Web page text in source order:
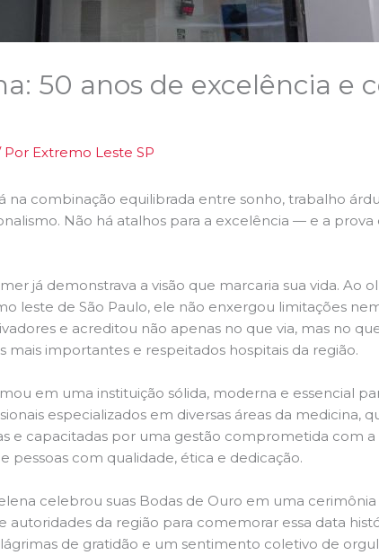
50 anos de excelência e
Por Extremo Leste SP
na combinação equilibrada entre sonho, trabalho
Não há atalhos para a excelência — e a prova
já demonstrava a visão que marcaria sua vida. Ao
leste de São Paulo, ele não enxergou limitações
e acreditou não apenas no que via, mas no
importantes e respeitados hospitais da região.
em uma instituição sólida, moderna e essencial
especializados em diversas áreas da medicina,
e capacitadas por uma gestão comprometida com
pessoas com qualidade, ética e dedicação.
celebrou suas Bodas de Ouro em uma
autoridades da região para comemorar essa data
de gratidão e um sentimento coletivo de